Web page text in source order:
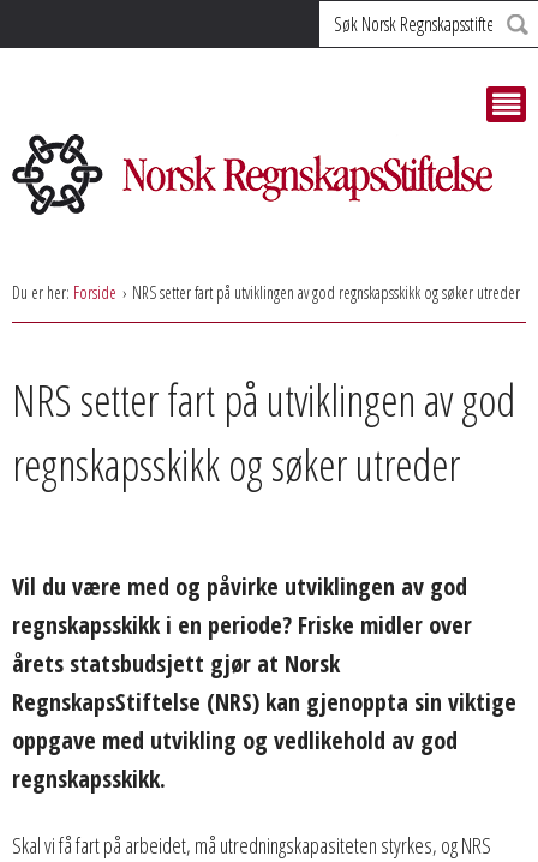
Søk
Du er her: Forside NRS setter fart på utviklingen av god regnskapsskikk og søker utreder
NRS setter fart på utviklingen av god
regnskapsskikk og søker utreder
Vil du være med og påvirke utviklingen av god
regnskapsskikk i en periode? Friske midler over
årets statsbudsjett gjør at Norsk
RegnskapsStiftelse (NRS) kan gjenoppta sin viktige
oppgave med utvikling og vedlikehold av god
regnskapsskikk.
Skal vi få fart på arbeidet, må utredningskapasiteten styrkes, og NRS